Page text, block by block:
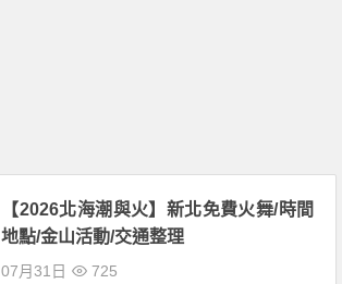
【2026北海潮與火】新北免費火舞/時間
地點/金山活動/交通整理
07月31日 725